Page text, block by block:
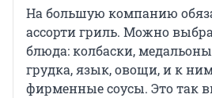
На большую компанию
ассорти гриль. Можно
блюда: колбаски,
грудка, язык, овощи, и к
фирменные соусы. Это так